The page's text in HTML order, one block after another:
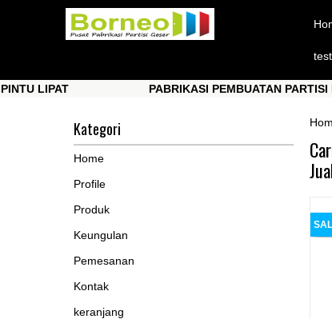
PABRIKASI PEMBUATAN PARTISI PINTU
Kategori
Home
Profile
Produk
Keungulan
Pemesanan
Kontak
keranjang